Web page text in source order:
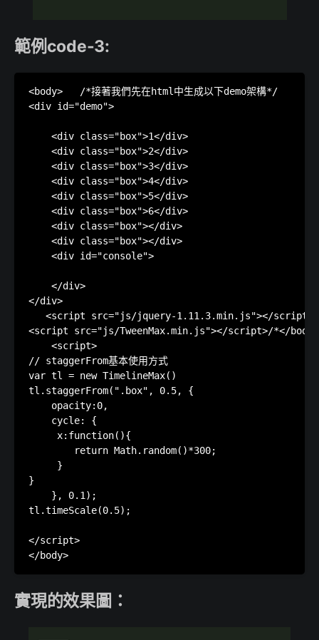
範例code-3:
<body>   /*接著我們先在html中生成以下demo架構*/
<div id="demo">
    <div class="box">1</div>
    <div class="box">2</div>
    <div class="box">3</div>
    <div class="box">4</div>
    <div class="box">5</div>
    <div class="box">6</div>
    <div class="box"></div>
    <div class="box"></div>
    <div id="console">
    </div>
</div>
<script src="js/jquery-1.11.3.min.js"></
<script src="js/TweenMax.min.js"></script>/*</body>
    <script>
// staggerFrom基本使用方式
var tl = new TimelineMax()
tl.staggerFrom(".box", 0.5, {
    opacity:0,
    cycle: {
     x:function(){
        return Math.random()*300;
     }
}
    }, 0.1);
tl.timeScale(0.5);
</script>
實現的效果圖：